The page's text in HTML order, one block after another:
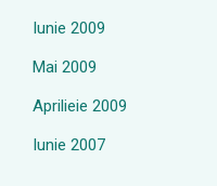
Iunie 2009
Mai 2009
Aprilieie 2009
Iunie 2007